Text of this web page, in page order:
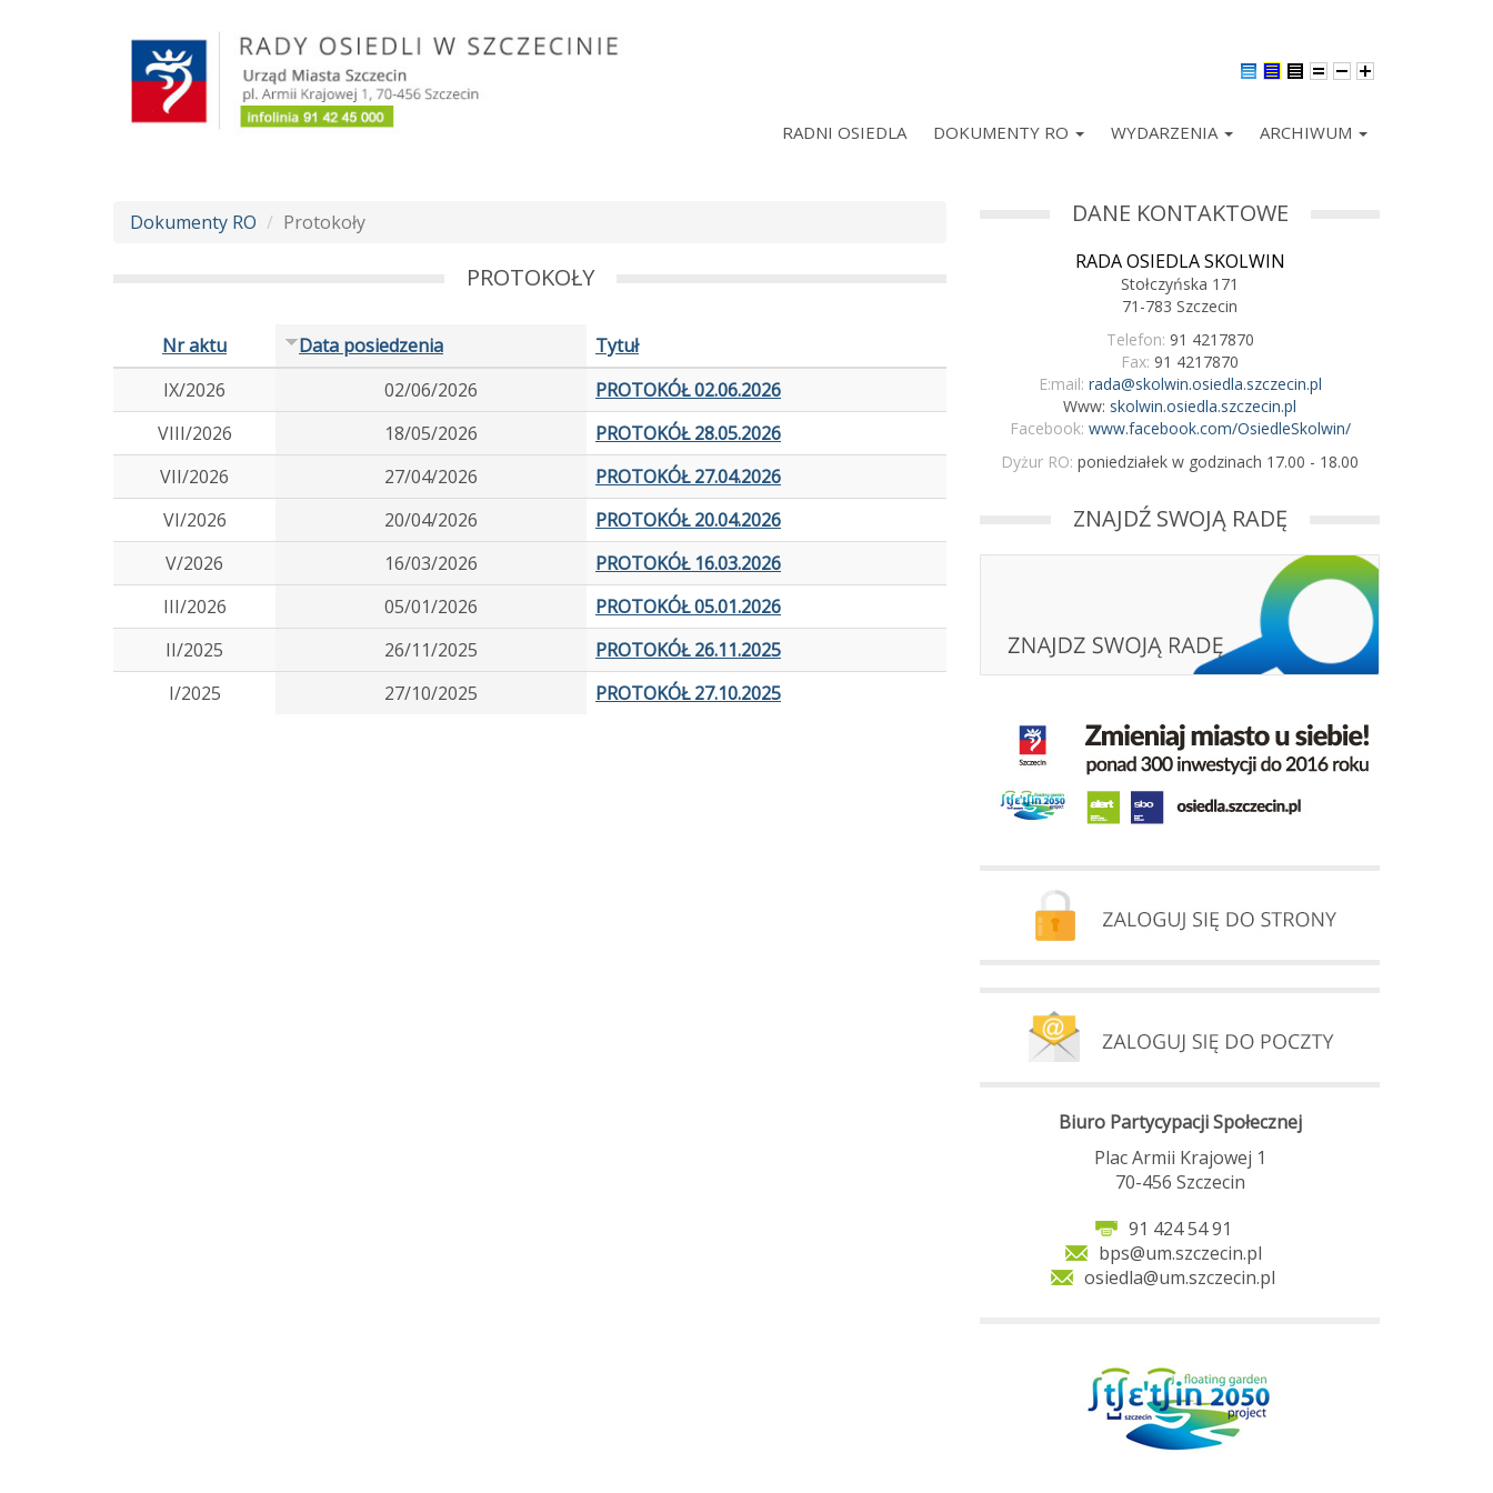
RADNI OSIEDLA DOKUMENTY RO WYDARZENIA ARCHIWUM
Dokumenty RO Protokoły
PROTOKOŁY
Nr aktu Data posiedzenia
Tytuł
IX/2026
02/06/2026
PROTOKÓŁ 02.06.2026
VIII/2026
18/05/2026
PROTOKÓŁ 28.05.2026
VII/2026
27/04/2026
PROTOKÓŁ 27.04.2026
VI/2026
20/04/2026
PROTOKÓŁ 20.04.2026
V/2026
16/03/2026
PROTOKÓŁ 16.03.2026
III/2026
05/01/2026
PROTOKÓŁ 05.01.2026
II/2025
26/11/2025
PROTOKÓŁ 26.11.2025
I/2025
27/10/2025 PROTOKÓŁ 27.10.2025
DANE KONTAKTOWE
RADA OSIEDLA SKOLWIN
Stołczyńska 171
71-783 Szczecin
Telefon: 91 4217870
Fax: 91 4217870
E:mail: rada@skolwin.osiedla.szczecin.pl
Www: skolwin.osiedla.szczecin.pl
Facebook: www.facebook.com/OsiedleSkolwin/
Dyżur RO: poniedziałek w godzinach 17.00 - 18.00
ZNAJDŹ SWOJĄ RADĘ
Biuro Partycypacji Społecznej
Plac Armii Krajowej 1
70-456 Szczecin
91 424 54 91
bps@um.szczecin.pl
osiedla@um.szczecin.pl